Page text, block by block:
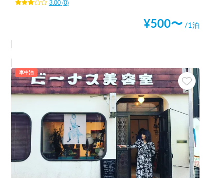
3.00(0)
¥500〜 /1泊
車中泊